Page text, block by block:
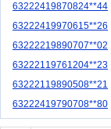
63222419870824**44
63222419970615**26
63222219890707**02
63222119761204**23
63222119890508**21
63222419790708**80